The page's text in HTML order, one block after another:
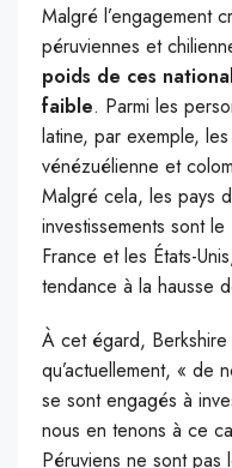
Malgré l’engagement
péruviennes et
poids de ces
faible. Parmi les
latine, par exemple,
vénézuélienne et
Malgré cela, les pays
investissements sont le
France et les États-
tendance à la hausse
À cet égard,
qu’actuellement, « de
se sont engagés à
nous en tenons à ce
Péruviens ne sont pas